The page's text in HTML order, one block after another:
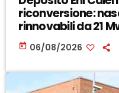
riconversione:
rinnovabili da 21
today 06/08/2026